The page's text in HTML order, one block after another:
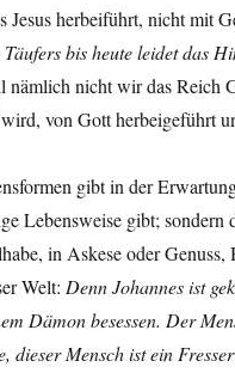
Jesus herbeiführt, nicht mit
bis heute leidet das
nämlich nicht wir das Reich
von Gott herbeigeführt
gibt in der
Lebensweise gibt; sondern
in Askese oder Genuss,
Welt: Denn Johannes ist
Dämon besessen. Der
dieser Mensch ist ein